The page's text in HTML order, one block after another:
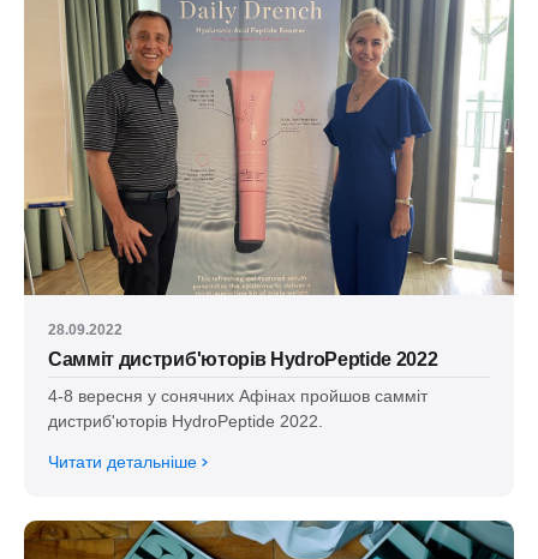
28.09.2022
Самміт дистриб'юторів HydroPeptide 2022
4-8 вересня у сонячних Афінах пройшов самміт
дистриб'юторів HydroPeptide 2022.
Читати детальніше